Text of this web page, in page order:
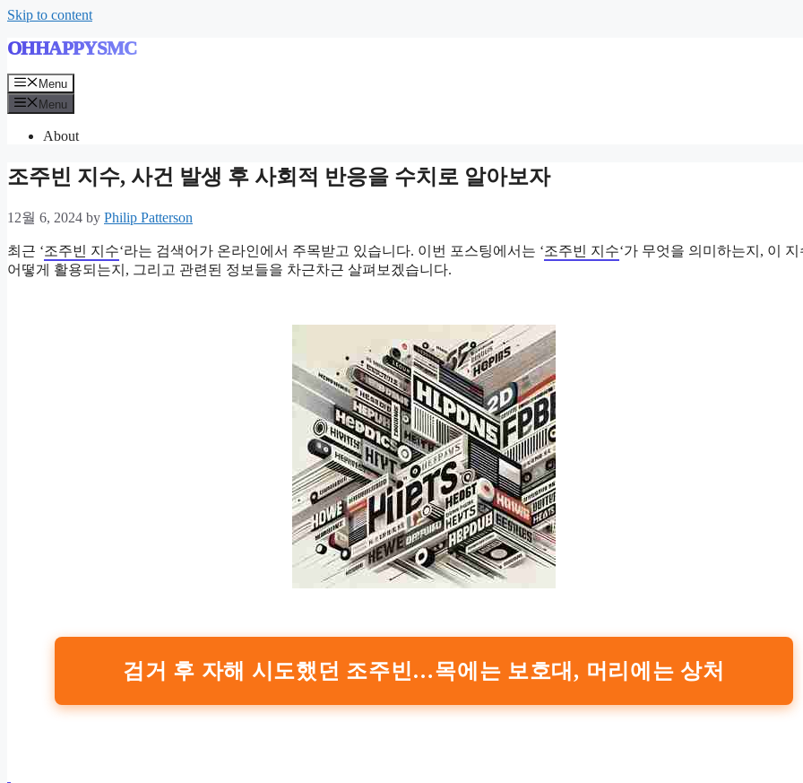
Skip to content
OHHAPPYSMC
Menu
Menu
About
조주빈 지수, 사건 발생 후 사회적 반응을 수치로 알아보자
12월 6, 2024 by Philip Patterson
최근 ‘조주빈 지수‘라는 검색어가 온라인에서 주목받고 있습니다. 이번 포스팅에서는 ‘조주빈 지수‘가 무엇을 의미하는지, 이
어떻게 활용되는지, 그리고 관련된 정보들을 차근차근 살펴보겠습니다.
검거 후 자해 시도했던 조주빈…목에는 보호대, 머리에는 상처